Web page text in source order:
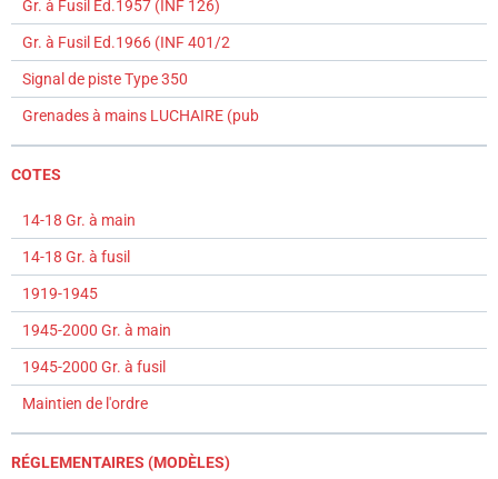
Gr. à Fusil Ed.1957 (INF 126)
Gr. à Fusil Ed.1966 (INF 401/2
Signal de piste Type 350
Grenades à mains LUCHAIRE (pub
COTES
14-18 Gr. à main
14-18 Gr. à fusil
1919-1945
1945-2000 Gr. à main
1945-2000 Gr. à fusil
Maintien de l'ordre
RÉGLEMENTAIRES (MODÈLES)